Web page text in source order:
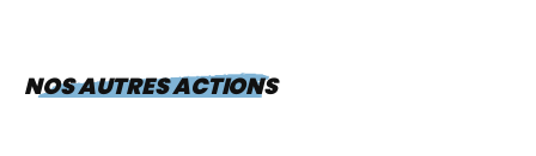
NOS AUTRES ACTIONS